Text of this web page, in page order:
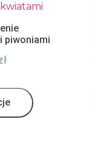
piwoniami